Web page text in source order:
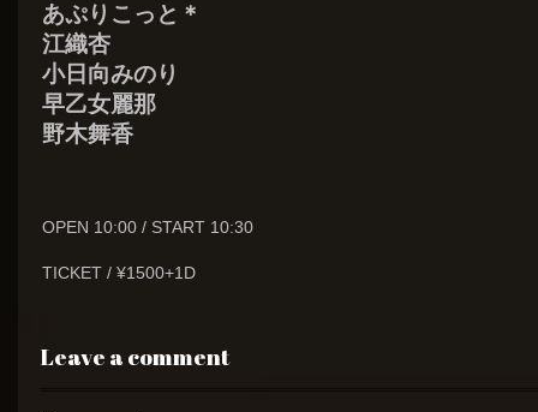
あぷりこっと＊
江織杏
小日向みのり
早乙女麗那
野木舞香
OPEN 10:00 / START 10:30
TICKET / ¥1500+1D
Leave a comment